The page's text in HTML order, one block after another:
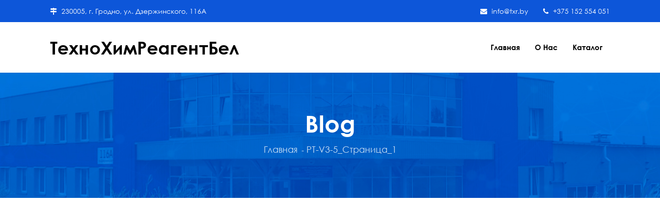
230005, г. Гродно, ул. Дзержинского, 116А +375 152 554 051
info@txr.by
ТехноХимРеагентБел Главная О Нас Каталог
Blog
Главная PT-V3-5_Страница_1